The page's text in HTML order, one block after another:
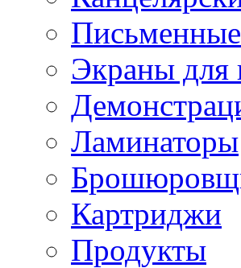
Экраны для
Ламинаторы
Картриджи
Продукты